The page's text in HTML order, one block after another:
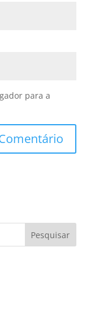
para a
Pesquisar